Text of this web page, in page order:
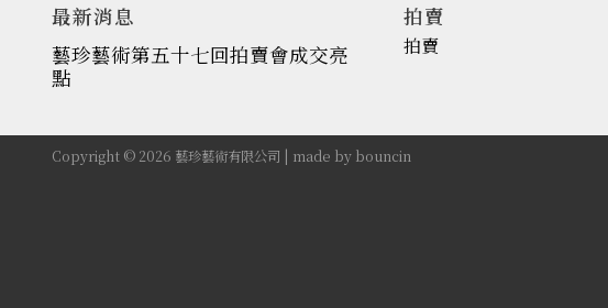
最新消息
藝珍藝術第五十七回拍賣會成交亮
點
拍賣
拍賣
Copyright © 2026 藝珍藝術有限公司 | made by bouncin